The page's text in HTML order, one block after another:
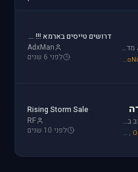
סימולטור Arma מדמה את לוחמת שדה הקרב ברמה ריאליסטית גבוהה. בנוסף, ארמא משלב בין לוחמה אווירית ללוחמת שדה קרקעית.
galzohar
דרושים טייסים בארמא !!! Sayeret Matkal Clan
AdxMan
לפני 6 שנים
מדמה החי"ר הטוב ביותר שיצא למלחמת העולם השנייה. המשחק היחידי שמחזיר אותך לחזית המזרחית. כולל לוחמת חי"ר ושריון.
Mike_69th ,
Rising Storm Sale
RF
לפני 10 שנים